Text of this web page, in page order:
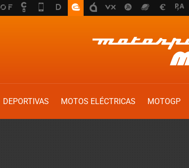
DEPORTIVAS MOTOS ELÉCTRICAS MOTOGP